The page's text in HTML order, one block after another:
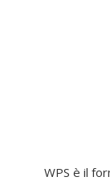
WPS è il